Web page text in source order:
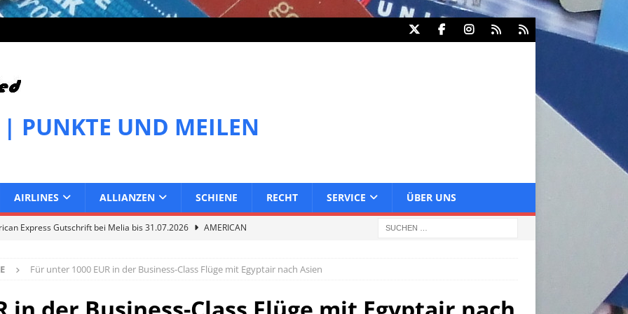
PUNKTE UND MEILEN
AIRLINES ALLIANZEN SCHIENE RECHT SERVICE ÜBER UNS
Express Gutschrift bei Melia bis 31.07.2026
AMERICAN
Express Gutschrift bei IHG bis 27.07.2026
AMERICAN
Für unter 1000 EUR in der Business-Class Flüge mit Egyptair nach Asien